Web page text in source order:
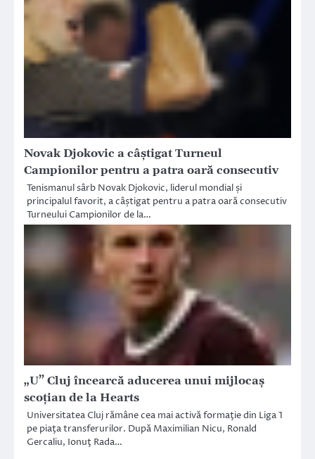
Novak Djokovic a câștigat Turneul
Campionilor pentru a patra oară consecutiv
Tenismanul sârb Novak Djokovic, liderul mondial și
principalul favorit, a câștigat pentru a patra oară consecutiv
Turneului Campionilor de la…
„U” Cluj încearcă aducerea unui mijlocaş
scoţian de la Hearts
Universitatea Cluj rămâne cea mai activă formaţie din Liga 1
pe piaţa transferurilor. După Maximilian Nicu, Ronald
Gercaliu, Ionuţ Rada…